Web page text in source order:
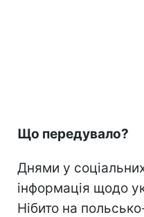
Що передувало?
Днями у
інформація щодо
Нібито на